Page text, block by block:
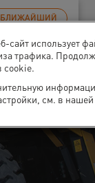
БЛИЖАЙШИЙ
О нас
сайт использует
трафика.
cookie.
см. в нашей